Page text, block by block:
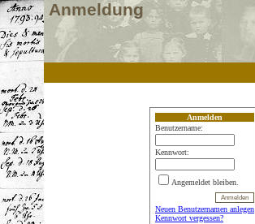
Anmeldung
Anmelden
Benutzername:
Kennwort:
Angemeldet bleiben.
Neuen Benutzernamen anlegen
Kennwort vergessen?